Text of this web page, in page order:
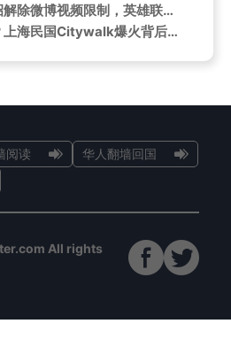
海外华人必看！一招解除微博视频限制，英雄联盟新皮肤卡莉丝塔帅炸了
海外华人追剧困扰？上海民国Citywalk爆火背后的地区限制破解思路
阅读
华人翻墙回国
All rights